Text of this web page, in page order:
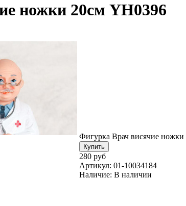
ножки 20см YH0396
Фигурка Врач висячие
280 руб
Артикул: 01-10034184
Наличие: В наличии